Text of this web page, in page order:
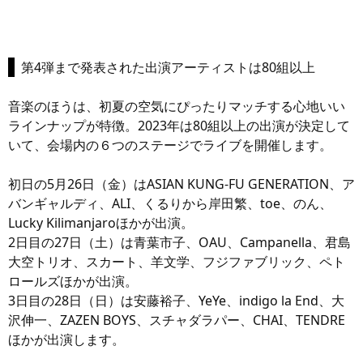
第4弾まで発表された出演アーティストは80組以上
音楽のほうは、初夏の空気にぴったりマッチする心地いい
ラインナップが特徴。2023年は80組以上の出演が決定して
いて、会場内の６つのステージでライブを開催します。
初日の5月26日（金）はASIAN KUNG-FU GENERATION、ア
バンギャルディ、ALI、くるりから岸田繁、toe、のん、
Lucky Kilimanjaroほかが出演。
2日目の27日（土）は青葉市子、OAU、Campanella、君島
大空トリオ、スカート、羊文学、フジファブリック、ペト
ロールズほかが出演。
3日目の28日（日）は安藤裕子、YeYe、indigo la End、大
沢伸一、ZAZEN BOYS、スチャダラパー、CHAI、TENDRE
ほかが出演します。